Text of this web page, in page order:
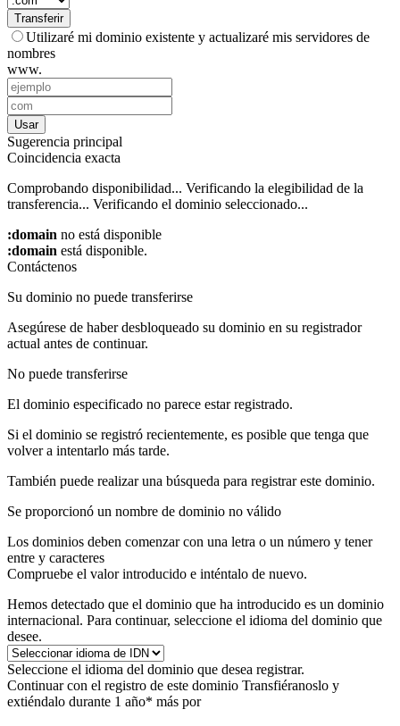
Transferir
Utilizaré mi dominio existente y actualizaré mis servidores de
nombres
www.
Usar
Sugerencia principal
Coincidencia exacta
Comprobando disponibilidad... Verificando la elegibilidad de la
transferencia... Verificando el dominio seleccionado...
:domain no está disponible
:domain está disponible.
Contáctenos
Su dominio no puede transferirse
Asegúrese de haber desbloqueado su dominio en su registrador
actual antes de continuar.
No puede transferirse
El dominio especificado no parece estar registrado.
Si el dominio se registró recientemente, es posible que tenga que
volver a intentarlo más tarde.
También puede realizar una búsqueda para registrar este dominio.
Se proporcionó un nombre de dominio no válido
Los dominios deben comenzar con una letra o un número y tener
entre y caracteres
Compruebe el valor introducido e inténtalo de nuevo.
Hemos detectado que el dominio que ha introducido es un dominio
internacional. Para continuar, seleccione el idioma del dominio que
desee.
Seleccione el idioma del dominio que desea registrar.
Continuar con el registro de este dominio Transfiéranoslo y
extiéndalo durante 1 año* más por